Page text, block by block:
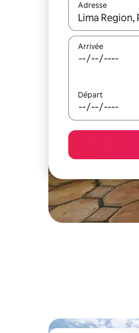
Adresse
Lorsque les
Arrivée
Départ